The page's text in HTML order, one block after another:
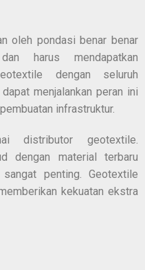
oleh pondasi benar benar
harus mendapatkan
dengan seluruh
menjalankan peran ini
infrastruktur.
distributor geotextile.
dengan material terbaru
penting. Geotextile
kekuatan ekstra